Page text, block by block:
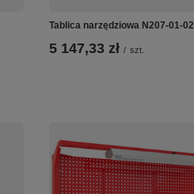
Tablica narzędziowa N207-01-02
5 147,33 zł / szt.